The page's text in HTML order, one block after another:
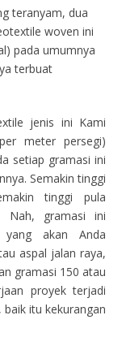
teranyam, dua
woven ini
pada umumnya
terbuat
jenis ini Kami
meter persegi)
setiap gramasi ini
Semakin tinggi
tinggi pula
Nah, gramasi ini
yang akan Anda
aspal jalan raya,
gramasi 150 atau
proyek terjadi
itu kekurangan